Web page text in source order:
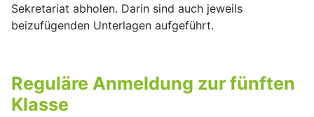
Sekretariat abholen. Darin sind auch jeweils
beizufügenden Unterlagen aufgeführt.
Reguläre Anmeldung zur fünften
Klasse